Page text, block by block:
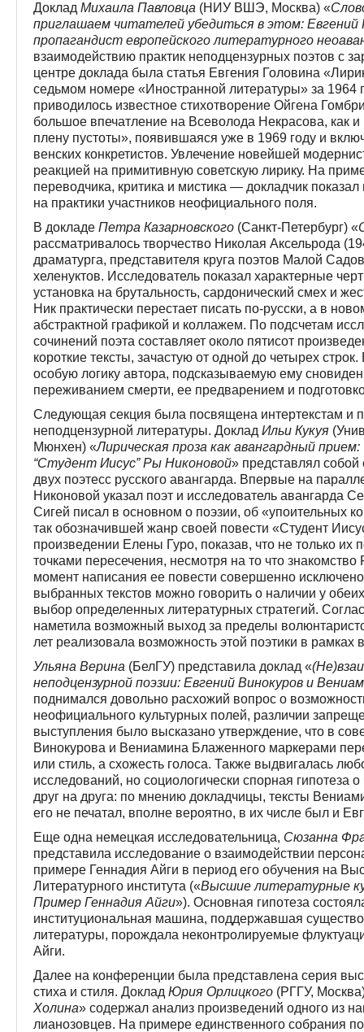
Доклад Михаила Павловца (НИУ ВШЭ, Москва) «
приглашаем читателей убедиться в этом: Евгений
пропагандист европейского литературного
взаимодействию практик неподцензурных поэтов с
центре доклада была статья Евгения Головина
седьмом номере «Иностранной литературы» за 1964
приводилось известное стихотворение Ойгена
большое впечатление на Всеволода Некрасова, как
плену пустоты», появившаяся уже в 1969 году и
венских конкретистов. Увлечение новейшей
реакцией на примитивную советскую лирику. На
переводчика, критика и мистика — докладчик
на практики участников неофициального поля.
В докладе Петра Казарновского (Санкт-Петербург) «
рассматривалось творчество Николая Аксельрода
драматурга, представителя круга поэтов Малой
хеленуктов. Исследователь показал характерные
установка на брутальность, сардонический смех и
Ник практически перестает писать по-русски, а в
абстрактной графикой и коллажем. По подсчетам
сочинений поэта составляет около пятисот
короткие тексты, зачастую от одной до четырех
особую логику автора, подсказываемую ему
переживанием смерти, ее предварением и
Следующая секция была посвящена интертекстам и
неподцензурной литературы. Доклад Ильи Кукуя
Мюнхен) «Лирическая проза как авангардный
“Студент Иисус” Ры Никоновой» представлял собой
двух поэтесс русского авангарда. Впервые на
Никоновой указал поэт и исследователь авангарда
Сигей писал в основном о поэзии, об «упоительных
так обозначившей жанр своей повести «Студент
произведении Елены Гуро, показав, что не только их
точками пересечения, несмотря на то что
момент написания ее повести совершенно
выбранных текстов можно говорить о наличии у
выбор определенных литературных стратегий.
наметила возможный выход за пределы
лет реализовала возможность этой поэтики в рамках
Ульяна Верина (БелГУ) представила доклад «
неподцензурной поэзии: Евгений Винокуров и
поднимался довольно расхожий вопрос о
неофициального культурных полей, различии
выступления было высказано утверждение, что в
Винокурова и Вениамина Блаженного маркерами
или стиль, а схожесть голоса. Также выдвигалась
исследований, но социологически спорная гипотеза
друг на друга: по мнению докладчицы, тексты
его не печатал, вполне вероятно, в их числе был и
Еще одна немецкая исследовательница, Сюзанна
представила исследование о взаимодействии
примере Геннадия Айги в период его обучения на
Литературного института («Высшие литературные
Пример Геннадия Айги»). Основная гипотеза
институциональная машина, поддержавшая
литературы, порождала неконтролируемые
Айги.
Далее на конференции была представлена серия
стиха и стиля. Доклад Юрия Орлицкого (РГГУ,
Холина» содержал анализ произведений одного из
лианозовцев. На примере единственного собрания